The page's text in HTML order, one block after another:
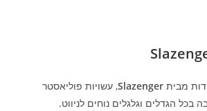
מבית Slazenger, עשויות פוליאסטר
בכל הגדלים וגלגלים נוחים לניווט.